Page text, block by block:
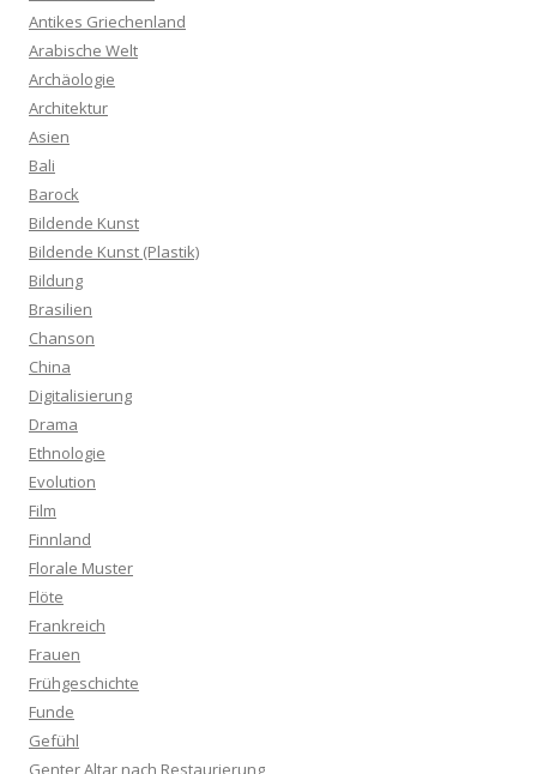
Antikes Griechenland
Arabische Welt
Archäologie
Architektur
Asien
Bali
Barock
Bildende Kunst
Bildende Kunst (Plastik)
Bildung
Brasilien
Chanson
China
Digitalisierung
Drama
Ethnologie
Evolution
Film
Finnland
Florale Muster
Flöte
Frankreich
Frauen
Frühgeschichte
Funde
Gefühl
Genter Altar nach Restaurierung